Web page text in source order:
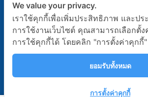
แผนผังเว็บไซต์
นโยบายความเป็นส่วนตัว
เงื่อนไขข้อตกลงการใช้บริการ
Follow Us
We value your privacy.
เราใช้คุกกี้เพื่อเพิ่มประสิทธิภาพ และป
การใช้งานเว็บไซต์ คุณสามารถเลือกตั้
การใช้คุกกี้ได้ โดยคลิก "การตั้งค่าคุกกี้"
ยอมรับทั้งหมด
การตั้งค่าคุกกี้